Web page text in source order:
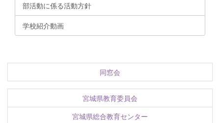
部活動に係る活動方針
学校紹介動画
同窓会
宮城県教育委員会
宮城県総合教育センター